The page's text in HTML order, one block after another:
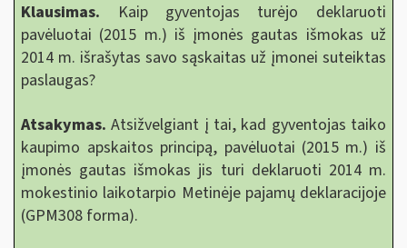
Klausimas. Kaip gyventojas turėjo deklaruoti
pavėluotai (2015 m.) iš įmonės gautas išmokas už
2014 m. išrašytas savo sąskaitas už įmonei suteiktas
paslaugas?
Atsakymas.Atsižvelgiant į tai, kad gyventojas taiko
kaupimo apskaitos principą, pavėluotai (2015 m.) iš
įmonės gautas išmokas jis turi deklaruoti 2014 m.
mokestinio laikotarpio Metinėje pajamų deklaracijoje
(GPM308 forma).